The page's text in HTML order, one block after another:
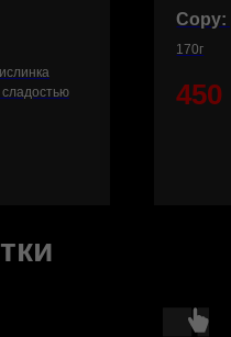
сладостью
170г
450